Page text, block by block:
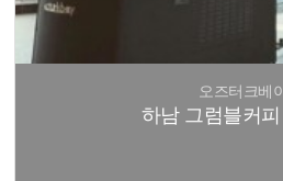
오즈터크베
하남 그럼블커